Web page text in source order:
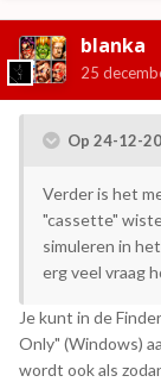
blanka
25
Op 24-12-
Verder is het
"cassette"
simuleren in
erg veel vraag
Je kunt in de
Only" (Windows)
wordt ook als